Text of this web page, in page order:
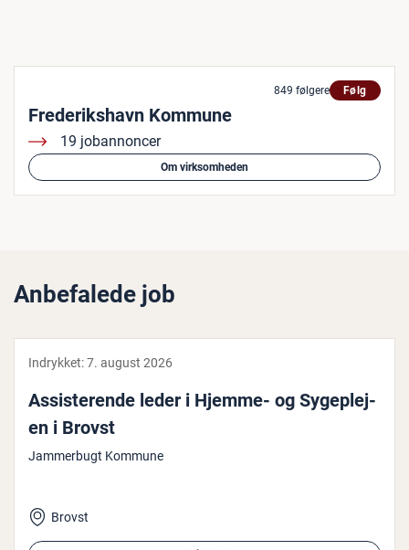
849 følgere Følg
Frederikshavn Kommune
19 jobannoncer
Om virksomheden
Anbefalede job
Indrykket:7. august 2026
As­si­ste­ren­de leder i Hjemme- og Sy­geplej­
en i Brovst
Jammerbugt Kommune
Brovst